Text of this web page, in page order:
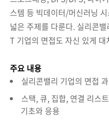
스템 등 빅데이터/머신러닝
넓은 주제를 다룬다. 실리콘
T 기업의 면접도 자신 있게
주요 내용
실리콘밸리 기업의 면접
스택, 큐, 집합, 연결 리스
기초와 응용